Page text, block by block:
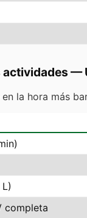
actividades —
la hora más
completa